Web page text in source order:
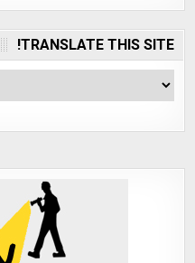
TRANSLATE THIS SITE!